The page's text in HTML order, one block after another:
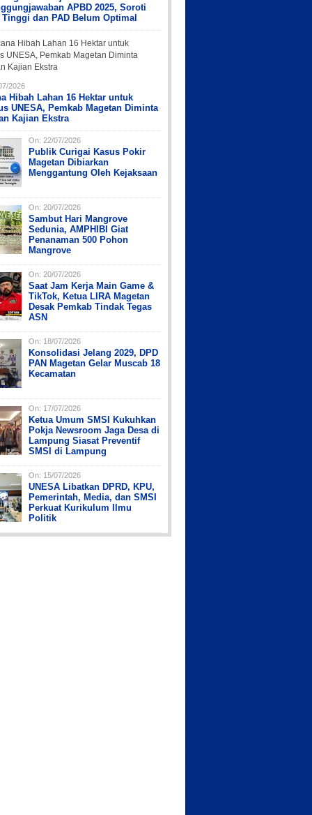
APBD 2025, Soroti
Tinggi dan PAD Belum Optimal
2026
Hibah Lahan 16 Hektar untuk
UNESA, Pemkab Magetan Diminta
Kajian Ekstra
On: 22/07/2026
Publik Curigai Kasus Pokir
Magetan Dibiarkan
Menggantung Oleh Kejaksaan
On: 20/07/2026
Sambut Hari Mangrove
Sedunia, AMPHIBI Giat
Penanaman 500 Pohon
Mangrove
On: 20/07/2026
Saat Jam Kerja Main Game &
TikTok, Ketua LIRA Magetan
Desak Pemkab Tindak Tegas
ASN
On: 18/07/2026
Konsolidasi Jelang 2029, DPD
PAN Magetan Gelar Muscab 18
Kecamatan
On: 17/07/2026
Ketua Umum SMSI Kukuhkan
Pokja Newsroom Jaga Desa di
Lampung Siasat Preventif
SMSI di Lampung
On: 15/07/2026
UNESA Libatkan DPRD, KPU,
Pemerintah, Media, dan SMSI
Perkuat Kurikulum Ilmu
Politik